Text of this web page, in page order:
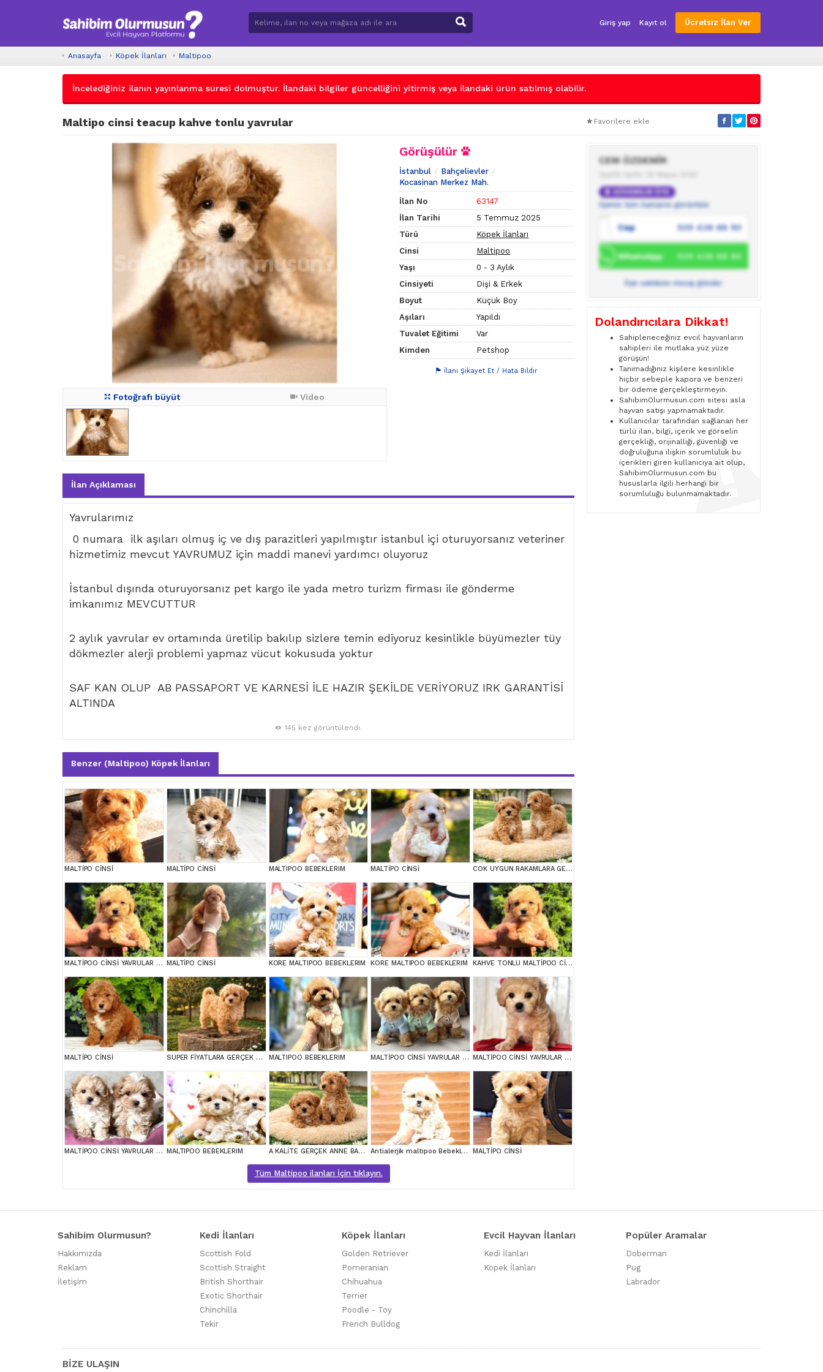
Giriş yap Kayıt ol Ücretsiz İlan Ver
Anasayfa Köpek İlanları Maltipoo
İncelediğiniz ilanın yayınlanma süresi dolmuştur. İlandaki bilgiler güncelliğini yitirmiş veya ilandaki ürün satılmış olabilir.
Maltipo cinsi teacup kahve tonlu yavrular Favorilere ekle
Fotoğrafı büyüt Video
Görüşülür
İstanbul
Bahçelievler
Kocasinan Merkez Mah.
İlan No
63147
İlan Tarihi
5 Temmuz 2025
Türü
Köpek İlanları
Cinsi
Maltipoo
Yaşı
0 - 3 Aylık
Cinsiyeti
Dişi & Erkek
Boyut
Küçük Boy
Aşıları
Yapıldı
Tuvalet Eğitimi
Var
Kimden
Petshop
İlanı Şikayet Et / Hata Bildir
İlan Açıklaması
Yavrularımız
0 numara ilk aşıları olmuş iç ve dış parazitleri yapılmıştır istanbul içi oturuyorsanız veteriner
hizmetimiz mevcut YAVRUMUZ için maddi manevi yardımcı oluyoruz
İstanbul dışında oturuyorsanız pet kargo ile yada metro turizm firması ile gönderme
imkanımız MEVCUTTUR
2 aylık yavrular ev ortamında üretilip bakılıp sizlere temin ediyoruz kesinlikle büyümezler tüy
dökmezler alerji problemi yapmaz vücut kokusuda yoktur
SAF KAN OLUP AB PASSAPORT VE KARNESİ İLE HAZIR ŞEKİLDE VERİYORUZ IRK GARANTİSİ
ALTINDA
145 kez görüntülendi.
Benzer (Maltipoo) Köpek İlanları
MALTİPO CİNSİ MALTİPO CİNSİ MALTIPOO BEBEKLERIM MALTİPO CİNSİ COK UYGUN RAKAMLARA GERÇEK MALTİPOO YAVRULAR
MALTİPOO CİNSİ YAVRULAR EV ÜRETİMİ MALTİPO CİNSİ KORE MALTIPOO BEBEKLERIM KORE MALTIPOO BEBEKLERIM KAHVE TONLU MALTİPOO CİNSİ YAVRULAR
MALTİPO CİNSİ SUPER FİYATLARA GERÇEK MALTİPOO YAVRULAR MALTIPOO BEBEKLERIM MALTİPOO CİNSİ YAVRULAR EV ÜRETİMİ MALTİPOO CİNSİ YAVRULAR EV ÜRETİMİ
MALTİPOO CİNSİ YAVRULAR EV ÜRETİMİ MALTIPOO BEBEKLERIM A KALİTE GERÇEK ANNE BABA MALTİPOO YAVRULAR Antialerjik maltipoo Bebeklerim MALTİPO CİNSİ
Tüm Maltipoo ilanları İçin tıklayın.
CEM ÖZDEMİR
GÜVENİLİR ÜYE
Üyenin tüm ilanlarını görüntüle
Cep 539 436 88 90
WhatsApp 539 436 88 90
İlan sahibine mesaj gönder
Dolandırıcılara Dikkat!
Sahipleneceğiniz evcil hayvanların
sahipleri ile mutlaka yüz yüze
görüşün!
Tanımadığınız kişilere kesinlikle
hiçbir sebeple kapora ve benzeri
bir ödeme gerçekleştirmeyin.
SahibimOlurmusun.com sitesi asla
hayvan satışı yapmamaktadır.
Kullanıcılar tarafından sağlanan her
türlü ilan, bilgi, içerik ve görselin
gerçekliği, orijinalliği, güvenliği ve
doğruluğuna ilişkin sorumluluk bu
içerikleri giren kullanıcıya ait olup,
SahibimOlurmusun.com bu
hususlarla ilgili herhangi bir
sorumluluğu bulunmamaktadır.
Sahibim Olurmusun?
Hakkımızda
Reklam
İletişim
Kedi İlanları
Scottish Fold
Scottish Straight
British Shorthair
Exotic Shorthair
Chinchilla
Tekir
Köpek İlanları
Golden Retriever
Pomeranian
Chihuahua
Terrier
Poodle - Toy
French Bulldog
Evcil Hayvan İlanları
Kedi İlanları
Köpek İlanları
Popüler Aramalar
Doberman
Pug
Labrador
BİZE ULAŞIN